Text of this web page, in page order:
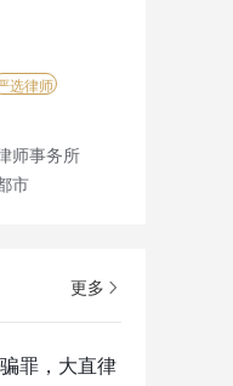
选律师
师事务所
市
更多
罪，大直律